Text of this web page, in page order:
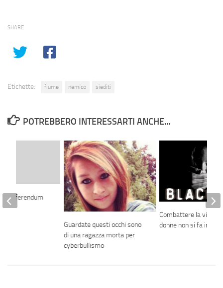
SHARE
Etichette: fiume nemico siediti
POTREBBERO INTERESSARTI ANCHE...
Guardate questi occhi sono
di una ragazza morta per
cyberbullismo
Combattere la
donne non si fa in
referendum